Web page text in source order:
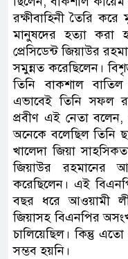
রক্ষীবাহিনী তৈরি করে
মানুষদের হত্যা করা
প্রেসিডেন্ট জিয়াউর
সমুন্নত করেছিলেন।
তিনি বাকশাল
এভাবেই তিনি সফল
প্রবীণ এই নেতা
অনেকে বলেছিল তিনি
খালেদা জিয়া
জিয়াউর রহমানের
করেছিলেন। এই
বছর ধরে আওয়ামী
জিয়াসহ বিএনপির
চালিয়েছিল। কিন্তু
সম্ভব হয়নি।